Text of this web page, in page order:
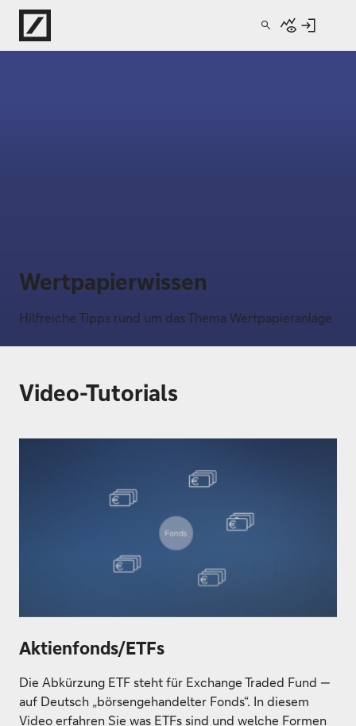
Direkt zur Hauptnavigation (Enter drücken)
Wertpapierwissen
Hilfreiche Tipps rund um das Thema Wertpapieranlage
Video-Tutorials
Aktienfonds/ETFs
Die Abkürzung ETF steht für Exchange Traded Fund —
auf Deutsch „börsengehandelter Fonds“. In diesem
Video erfahren Sie was ETFs sind und welche Formen